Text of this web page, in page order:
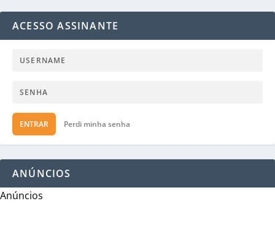
ACESSO ASSINANTE
ENTRAR Perdi minha senha
ANÚNCIOS
Anúncios